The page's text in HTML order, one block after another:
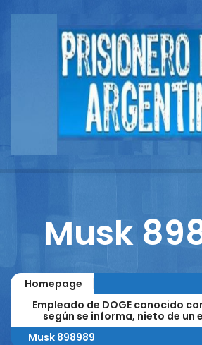
Buscador
Documentos
Reportajes
Columnistas
Contacto
Musk
Homepage
Empleado de DOGE conocido
según se informa, nieto de un
Musk 898989